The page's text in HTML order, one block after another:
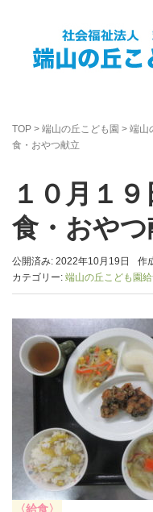
TOP > 端山の丘こども園 > 端山
食・おやつ献立
１０月１
食・おや
公開済み: 2022年10月19日 作
カテゴリー: 端山の丘こども園
〈給食〉